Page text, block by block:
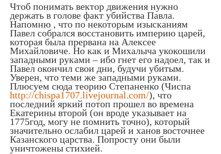
Чтоб понимать вектор движения нужно
держать в голове факт убийства Павла.
Напомню , что по некоторым изысканиям
Павел собрался восстановить империю царей,
которая была прервана на Алексее
Михайловиче. Но как и Михалыча укокошили
западными руками – ибо гнет его надоел, так и
Павел окончил свои дни, будучи убитым.
Уверен, что теми же западными руками.
Плюсуем сюда теорию Степаненко (Чиспа
http://chispa1707.livejournal.com/), что
последний яркий потоп прошел во времена
Екатерины второй (он вроде указывает на
1775год, могу не помнить точно), который
значительно ослабил царей и ханов восточнее
Казанского царства. Попросту они были
уничтожены стихией.